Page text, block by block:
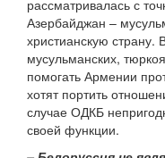
рассматривалась с
Азербайджан –
христианскую
мусульманских,
помогать Армении
хотят портить
случае ОДКБ
своей функции.